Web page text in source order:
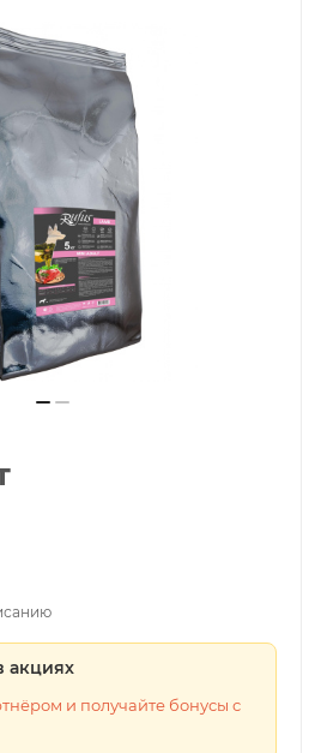
акциях
и получайте бонусы с